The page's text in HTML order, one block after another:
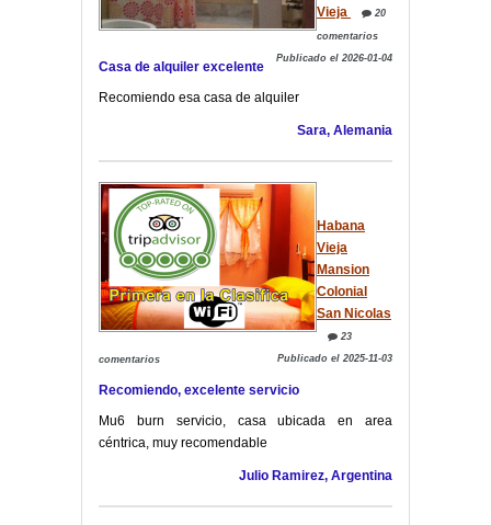
Vieja
20
comentarios
Publicado el 2026-01-04
Casa de alquiler excelente
Recomiendo esa casa de alquiler
Sara, Alemania
Habana
Vieja
Mansion
Colonial
San Nicolas
23
comentarios Publicado el 2025-11-03
Recomiendo, excelente servicio
Mu6 burn servicio, casa ubicada en area
céntrica, muy recomendable
Julio Ramirez, Argentina